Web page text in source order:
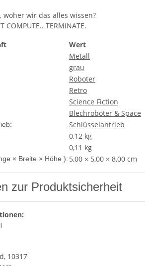
woher wir das alles wissen?
COMPUTE.. TERMINATE.
Wert
Metall
grau
Roboter
Retro
Science Fiction
Blechroboter & Space
Schlüsselantrieb
0,12 kg
0,11 kg
× Breite × Höhe ): 5,00 × 5,00 × 8,00 cm
zur Produktsicherheit
10317